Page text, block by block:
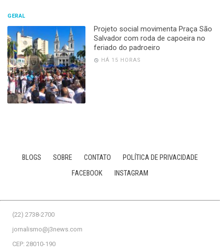
GERAL
Projeto social movimenta Praça São
Salvador com roda de capoeira no
feriado do padroeiro
HÁ 15 HORAS
BLOGS SOBRE CONTATO
POLÍTICA DE PRIVACIDADE
FACEBOOK
INSTAGRAM
(22) 2738-2700
jornalismo@j3news.com
CEP: 28010-190